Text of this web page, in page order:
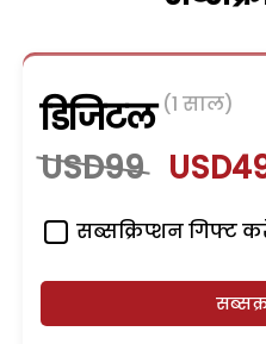
डिजिटल (1 साल)
USD99
सब्सक्रिप्शन गिफ्ट